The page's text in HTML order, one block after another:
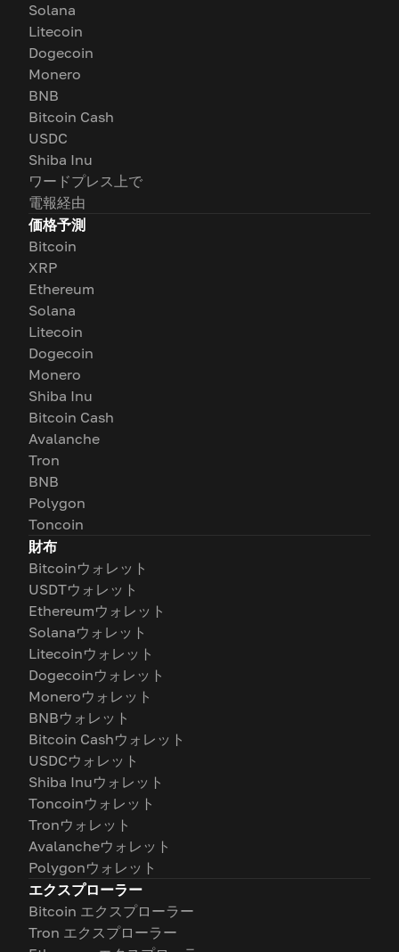
Solana
Litecoin
Dogecoin
Monero
BNB
Bitcoin Cash
USDC
Shiba Inu
ワードプレス上で
電報経由
価格予測
Bitcoin
XRP
Ethereum
Solana
Litecoin
Dogecoin
Monero
Shiba Inu
Bitcoin Cash
Avalanche
Tron
BNB
Polygon
Toncoin
財布
Bitcoinウォレット
USDTウォレット
Ethereumウォレット
Solanaウォレット
Litecoinウォレット
Dogecoinウォレット
Moneroウォレット
BNBウォレット
Bitcoin Cashウォレット
USDCウォレット
Shiba Inuウォレット
Toncoinウォレット
Tronウォレット
Avalancheウォレット
Polygonウォレット
エクスプローラー
Bitcoin エクスプローラー
Tron エクスプローラー